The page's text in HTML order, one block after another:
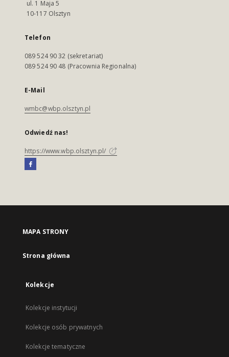
ul. 1 Maja 5
10-117 Olsztyn
Telefon
089 524 90 32 (sekretariat)
089 524 90 48 (Pracownia Regionalna)
E-Mail
wmbc@wbp.olsztyn.pl
Odwiedź nas!
https://www.wbp.olsztyn.pl/
MAPA STRONY
Strona główna
Kolekcje
Kolekcje instytucji
Kolekcje osób prywatnych
Kolekcje tematyczne